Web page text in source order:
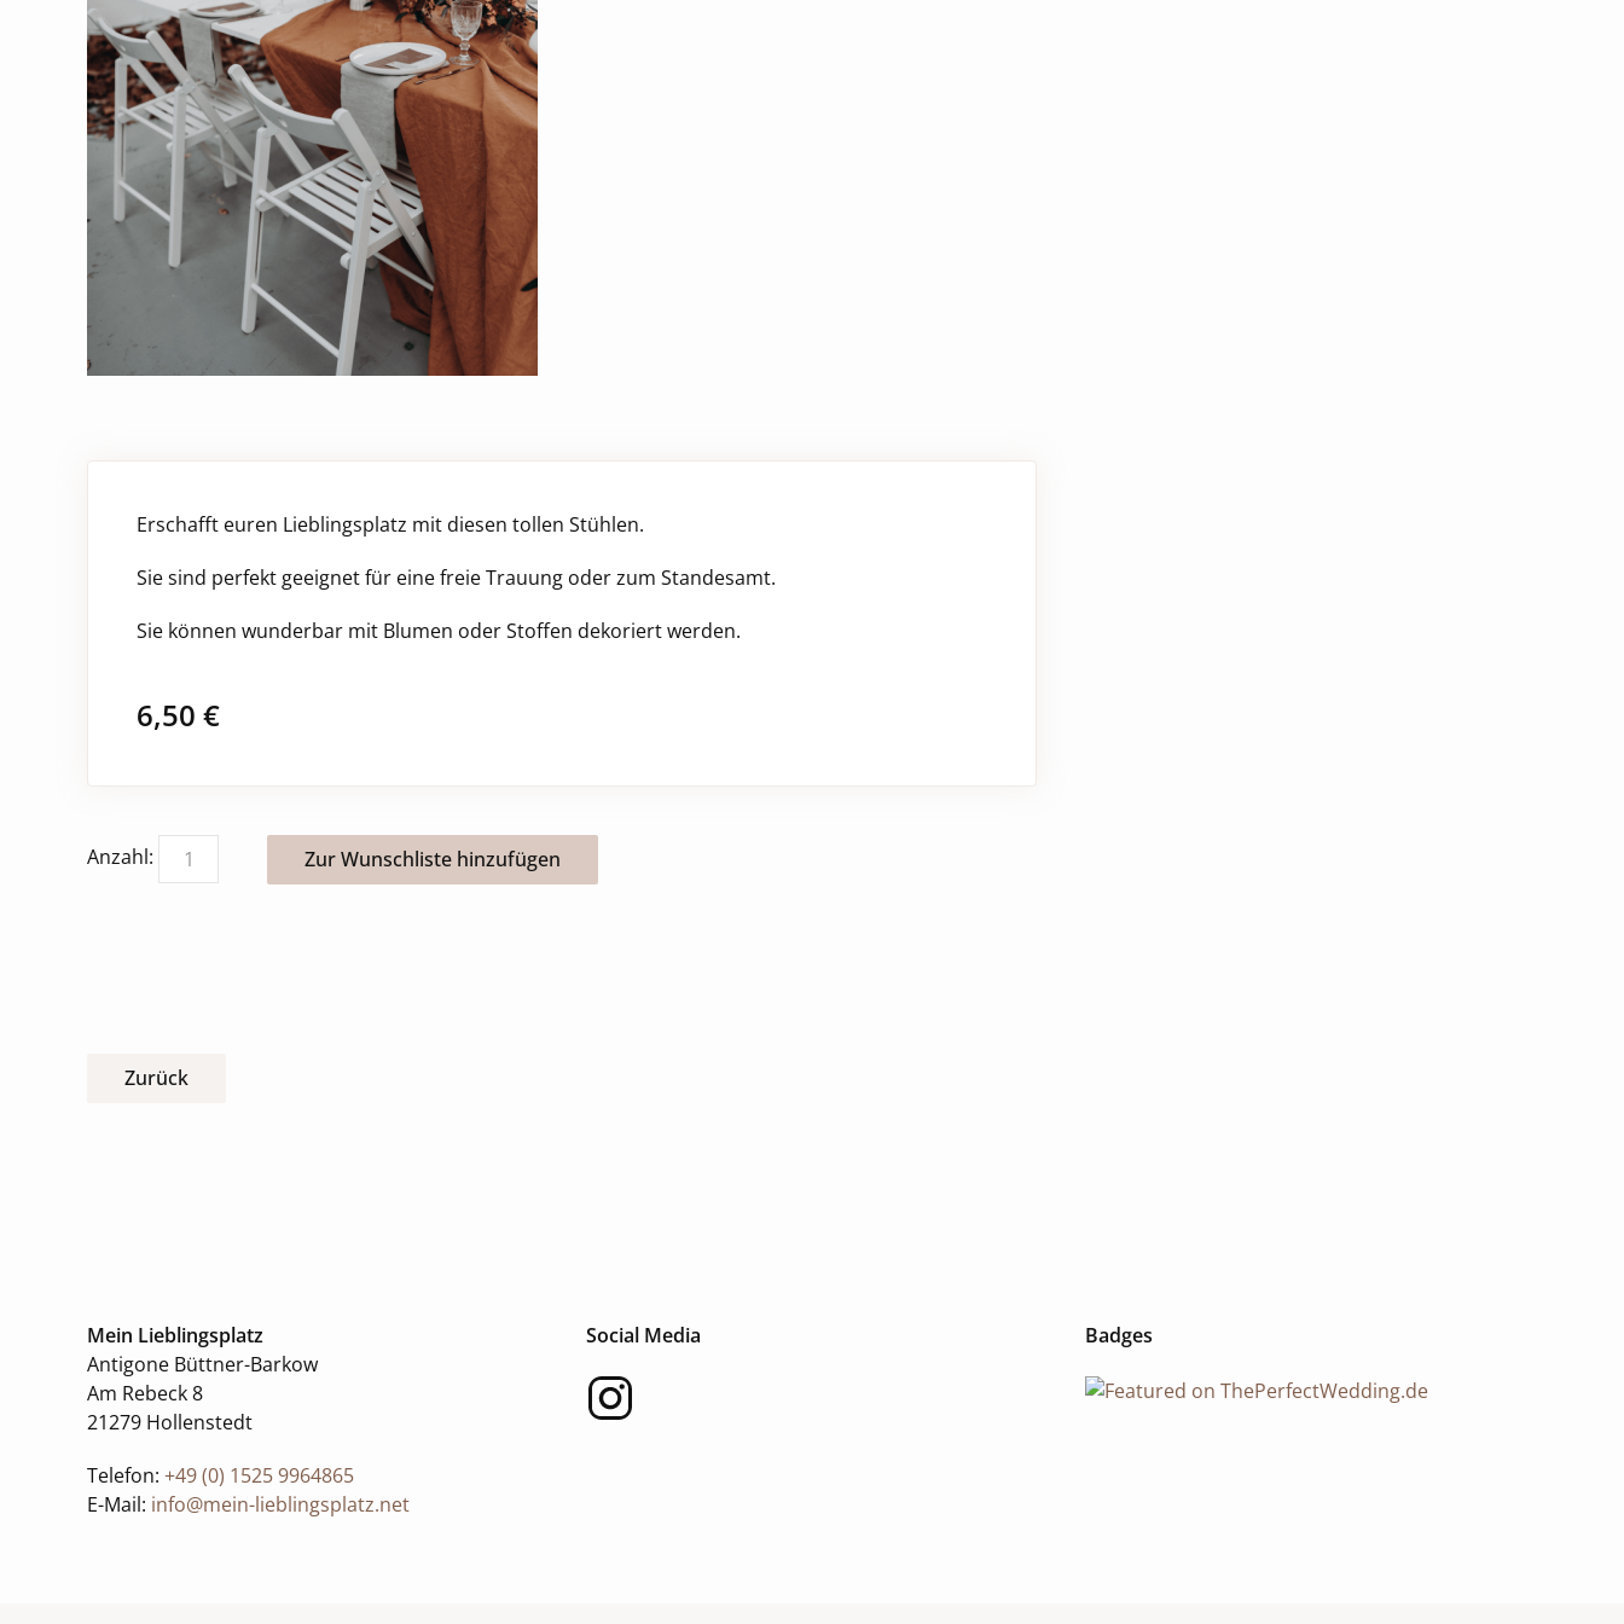
Erschafft euren Lieblingsplatz mit diesen tollen Stühlen.
Sie sind perfekt geeignet für eine freie Trauung oder zum Standesamt.
Sie können wunderbar mit Blumen oder Stoffen dekoriert werden.
6,50 €
Anzahl:
Zurück
Mein Lieblingsplatz
Antigone Büttner-Barkow
Am Rebeck 8
21279 Hollenstedt
Telefon: +49 (0) 1525 9964865
E-Mail: info@mein-lieblingsplatz.net
Social Media Badges